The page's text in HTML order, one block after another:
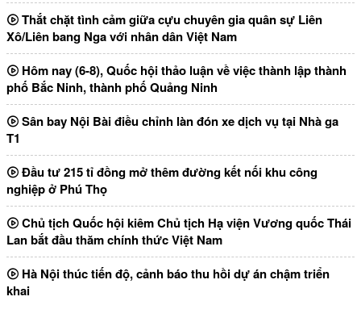
Thắt chặt tình cảm giữa cựu chuyên gia quân sự Liên
Xô/Liên bang Nga với nhân dân Việt Nam
Hôm nay (6-8), Quốc hội thảo luận về việc thành lập thành
phố Bắc Ninh, thành phố Quảng Ninh
Sân bay Nội Bài điều chỉnh làn đón xe dịch vụ tại Nhà ga
T1
Đầu tư 215 tỉ đồng mở thêm đường kết nối khu công
nghiệp ở Phú Thọ
Chủ tịch Quốc hội kiêm Chủ tịch Hạ viện Vương quốc Thái
Lan bắt đầu thăm chính thức Việt Nam
Hà Nội thúc tiến độ, cảnh báo thu hồi dự án chậm triển
khai